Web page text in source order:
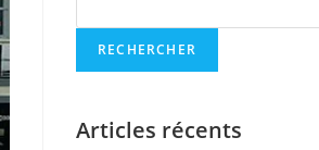
RECHERCHER
Articles récents